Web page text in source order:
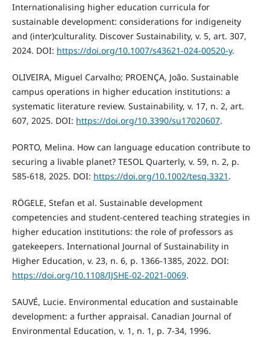
Internationalising higher education curricula for
sustainable development: considerations for indigeneity
and (inter)culturality. Discover Sustainability, v. 5, art. 307,
2024. DOI: https://doi.org/10.1007/s43621-024-00520-y.
OLIVEIRA, Miguel Carvalho; PROENÇA, João. Sustainable
campus operations in higher education institutions: a
systematic literature review. Sustainability, v. 17, n. 2, art.
607, 2025. DOI: https://doi.org/10.3390/su17020607.
PORTO, Melina. How can language education contribute to
securing a livable planet? TESOL Quarterly, v. 59, n. 2, p.
585-618, 2025. DOI: https://doi.org/10.1002/tesq.3321 .
RÖGELE, Stefan et al. Sustainable development
competencies and student-centered teaching strategies in
higher education institutions: the role of professors as
gatekeepers. International Journal of Sustainability in
Higher Education, v. 23, n. 6, p. 1366-1385, 2022. DOI:
https://doi.org/10.1108/IJSHE-02-2021-0069.
SAUVÉ, Lucie. Environmental education and sustainable
development: a further appraisal. Canadian Journal of
Environmental Education, v. 1, n. 1, p. 7-34, 1996.